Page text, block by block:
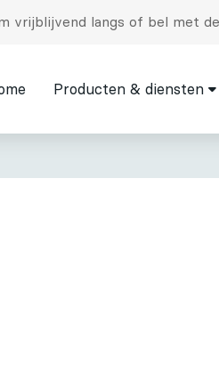
vrijblijvend langs of bel met
Producten & diensten